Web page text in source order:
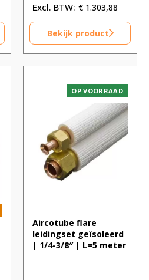
€ 1.303,88
Bekijk product
OP VOORRAAD
Aircotube flare
leidingset geïsoleerd
| 1/4-3/8″ | L=5 meter